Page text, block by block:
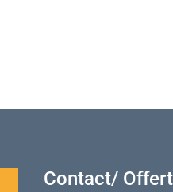
Contact/